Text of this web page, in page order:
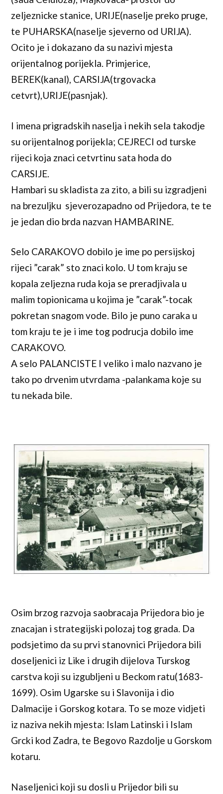
zeljeznicke stanice, URIJE(naselje preko pruge,
te PUHARSKA(naselje sjeverno od URIJA).
Ocito je i dokazano da su nazivi mjesta
orijentalnog porijekla. Primjerice,
BEREK(kanal), CARSIJA(trgovacka
cetvrt),URIJE(pasnjak).
I imena prigradskih naselja i nekih sela takodje
su orijentalnog porijekla; CEJRECI od turske
rijeci koja znaci cetvrtinu sata hoda do
CARSIJE.
Hambari su skladista za zito, a bili su izgradjeni
na brezuljku sjeverozapadno od Prijedora, te te
je jedan dio brda nazvan HAMBARINE.
Selo CARAKOVO dobilo je ime po persijskoj
rijeci ”carak” sto znaci kolo. U tom kraju se
kopala zeljezna ruda koja se preradjivala u
malim topionicama u kojima je ”carak”-tocak
pokretan snagom vode. Bilo je puno caraka u
tom kraju te je i ime tog podrucja dobilo ime
CARAKOVO.
A selo PALANCISTE I veliko i malo nazvano je
tako po drvenim utvrdama -palankama koje su
tu nekada bile.
Osim brzog razvoja saobracaja Prijedora bio je
znacajan i strategijski polozaj tog grada. Da
podsjetimo da su prvi stanovnici Prijedora bili
doseljenici iz Like i drugih dijelova Turskog
carstva koji su izgubljeni u Beckom ratu(1683-
1699). Osim Ugarske su i Slavonija i dio
Dalmacije i Gorskog kotara. To se moze vidjeti
iz naziva nekih mjesta: Islam Latinski i Islam
Grcki kod Zadra, te Begovo Razdolje u Gorskom
kotaru.
Naseljenici koji su dosli u Prijedor bili su